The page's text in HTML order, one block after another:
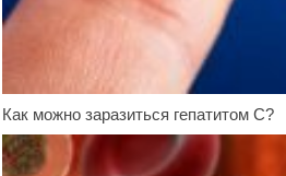
Как можно заразиться гепатитом С?